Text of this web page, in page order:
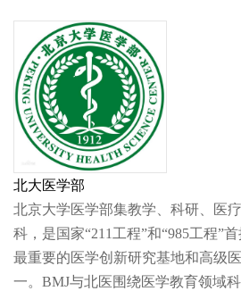
北大医学部
北京大学医学部集教学、科研、医
科，是国家“211工程”和“985工程”
最重要的医学创新研究基地和高级
一。BMJ与北医围绕医学教育领域